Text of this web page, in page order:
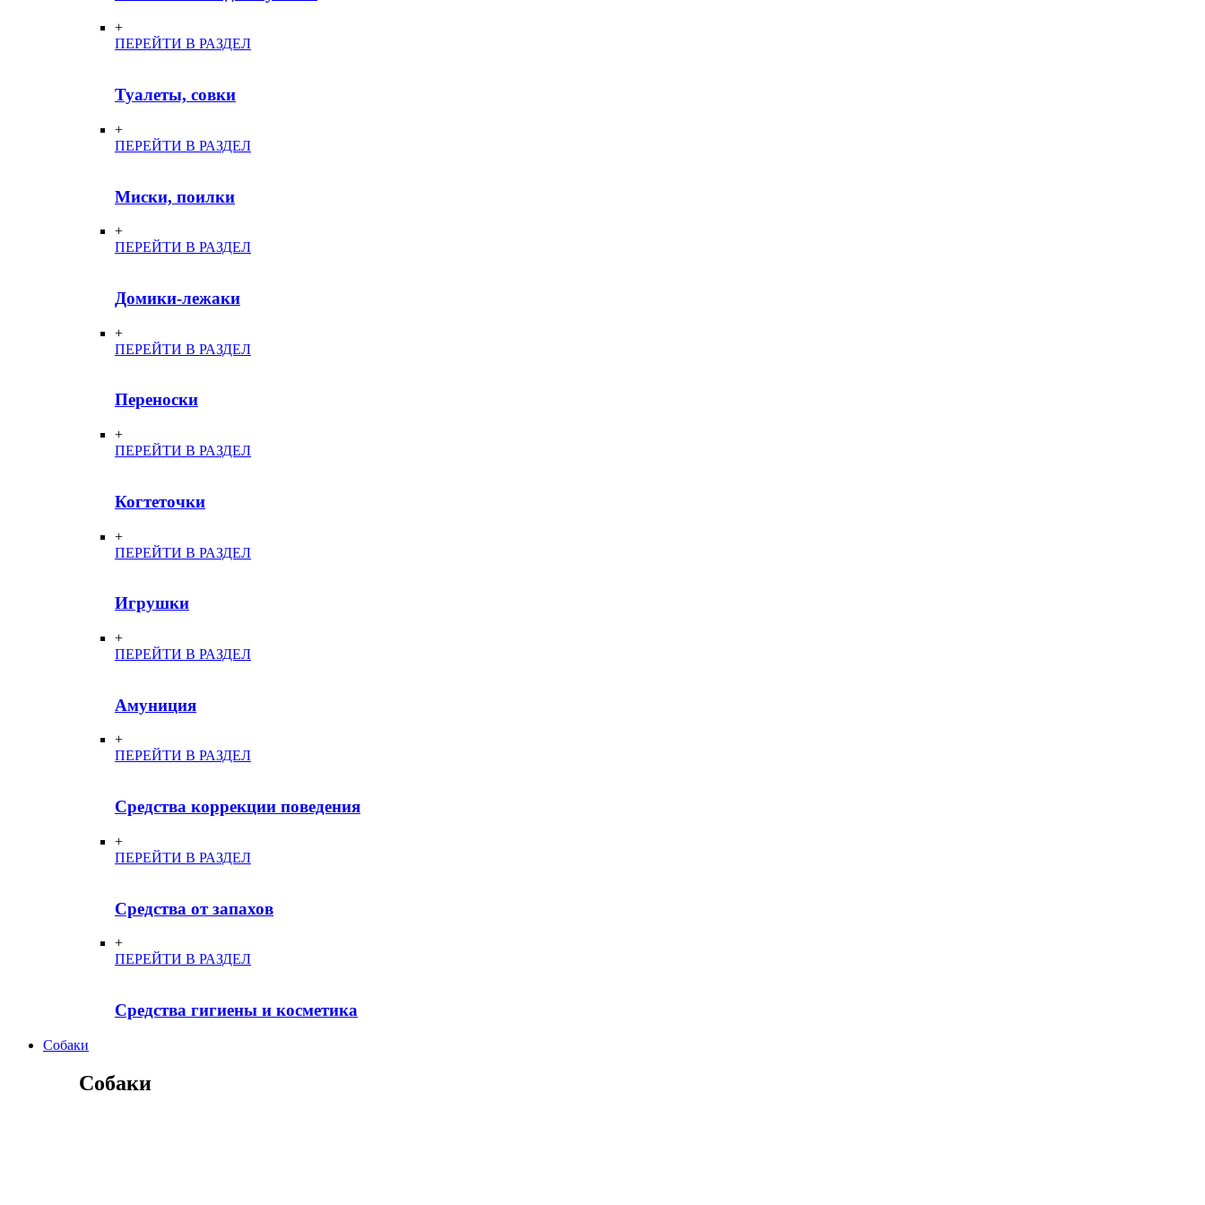
+
ПЕРЕЙТИ В РАЗДЕЛ
Туалеты, совки
+
ПЕРЕЙТИ В РАЗДЕЛ
Миски, поилки
+
ПЕРЕЙТИ В РАЗДЕЛ
Домики-лежаки
+
ПЕРЕЙТИ В РАЗДЕЛ
Переноски
+
ПЕРЕЙТИ В РАЗДЕЛ
Когтеточки
+
ПЕРЕЙТИ В РАЗДЕЛ
Игрушки
+
ПЕРЕЙТИ В РАЗДЕЛ
Амуниция
+
ПЕРЕЙТИ В РАЗДЕЛ
Средства коррекции поведения
+
ПЕРЕЙТИ В РАЗДЕЛ
Средства от запахов
+
ПЕРЕЙТИ В РАЗДЕЛ
Средства гигиены и косметика
Собаки
Собаки